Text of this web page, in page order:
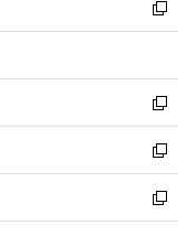
く
で
開
ド
ウ
開
く
ィ
ン
ウ
で
開
く
い
ウ
ン
ド
ウ
で
開
く
新
し
ウ
ィ
ン
ド
ウ
で
開
新
し
い
ウ
ィ
ン
新
し
い
ウ
新
し